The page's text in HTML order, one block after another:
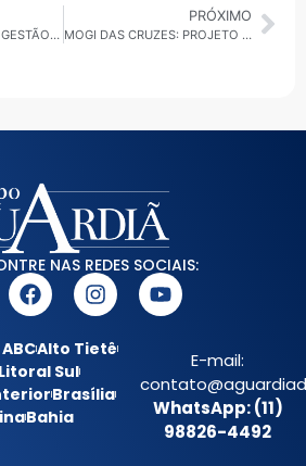
ITAQUAQUECETUBA: GESTÃO DE EDUARDO BOIGUES REDUZ EM 86% O NÚMERO DE HOMICÍDIOS NA CIDADE
PRÓXIMO
MOGI DAS CRUZES: PROJETO RUA MAIS FELIZ VOLTA NESTE SÁBADO (28) COM EDIÇÃO NA VILA LAVÍNIA
NAS REDES SOCIAIS:
Alto Tietê
Sul
Brasília
Bahia
E-mail:
WhatsApp: (11)
98826-4492